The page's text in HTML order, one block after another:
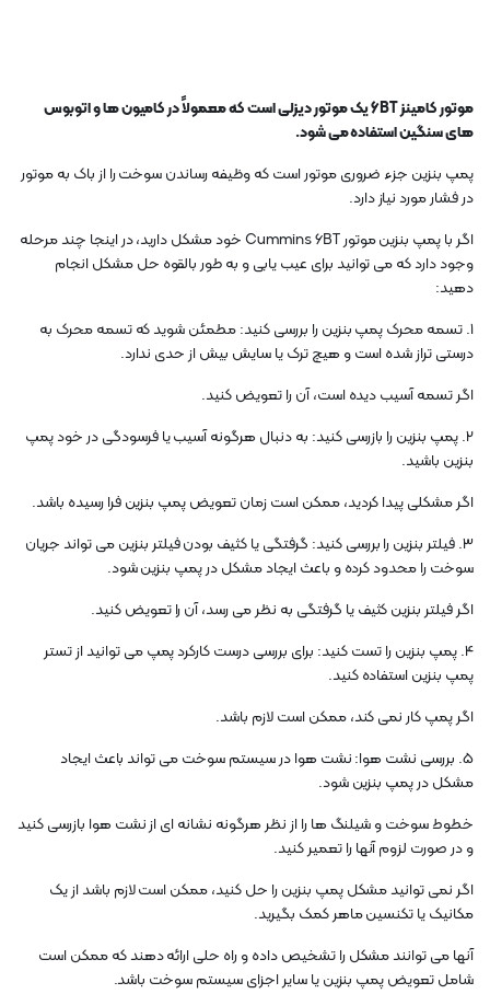
موتور کامینز 6BT یک موتور دیزلی است که معمولاً در کامیون ها و اتوبوس
های سنگین استفاده می شود.
پمپ بنزین جزء ضروری موتور است که وظیفه رساندن سوخت را از باک به موتور
در فشار مورد نیاز دارد.
اگر با پمپ بنزین موتور Cummins 6BT خود مشکل دارید، در اینجا چند مرحله
وجود دارد که می توانید برای عیب یابی و به طور بالقوه حل مشکل انجام
دهید:
1. تسمه محرک پمپ بنزین را بررسی کنید: مطمئن شوید که تسمه محرک به
درستی تراز شده است و هیچ ترک یا سایش بیش از حدی ندارد.
اگر تسمه آسیب دیده است، آن را تعویض کنید.
2. پمپ بنزین را بازرسی کنید: به دنبال هرگونه آسیب یا فرسودگی در خود پمپ
بنزین باشید.
اگر مشکلی پیدا کردید، ممکن است زمان تعویض پمپ بنزین فرا رسیده باشد.
3. فیلتر بنزین را بررسی کنید: گرفتگی یا کثیف بودن فیلتر بنزین می تواند جریان
سوخت را محدود کرده و باعث ایجاد مشکل در پمپ بنزین شود.
اگر فیلتر بنزین کثیف یا گرفتگی به نظر می رسد، آن را تعویض کنید.
4. پمپ بنزین را تست کنید: برای بررسی درست کارکرد پمپ می توانید از تستر
پمپ بنزین استفاده کنید.
اگر پمپ کار نمی کند، ممکن است لازم باشد.
5. بررسی نشت هوا: نشت هوا در سیستم سوخت می تواند باعث ایجاد
مشکل در پمپ بنزین شود.
خطوط سوخت و شیلنگ ها را از نظر هرگونه نشانه ای از نشت هوا بازرسی کنید
و در صورت لزوم آنها را تعمیر کنید.
اگر نمی توانید مشکل پمپ بنزین را حل کنید، ممکن است لازم باشد از یک
مکانیک یا تکنسین ماهر کمک بگیرید.
آنها می توانند مشکل را تشخیص داده و راه حلی ارائه دهند که ممکن است
شامل تعویض پمپ بنزین یا سایر اجزای سیستم سوخت باشد.